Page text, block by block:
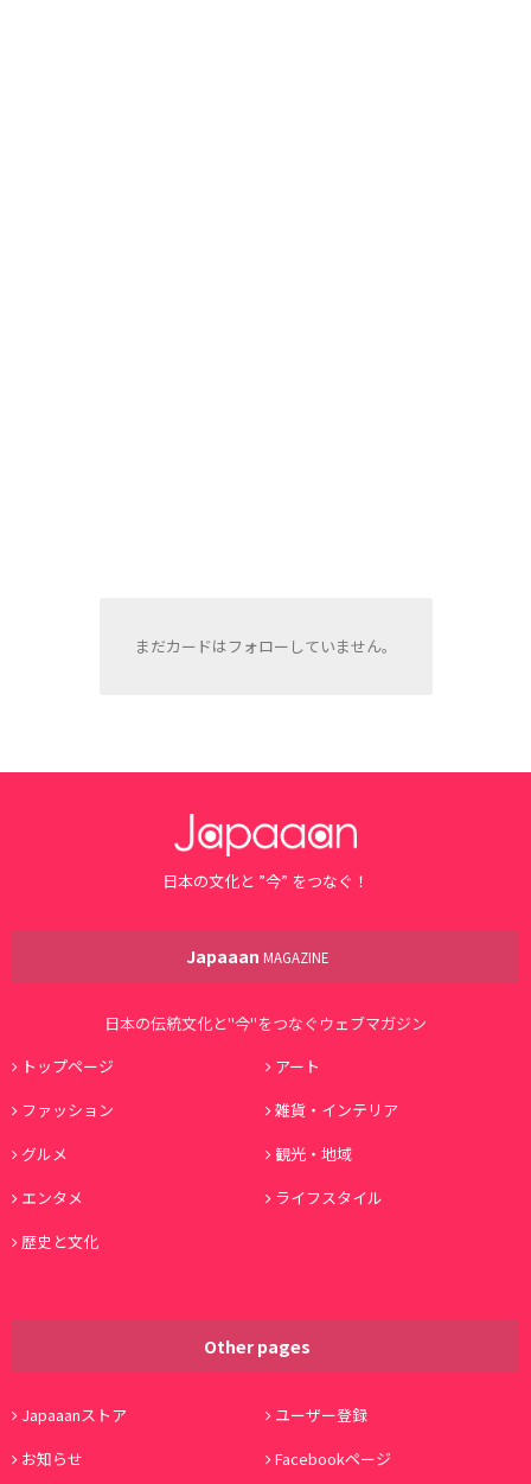
まだカードはフォローしていません。
日本の文化と ”今” をつなぐ！
Japaaan MAGAZINE
日本の伝統文化と"今"をつなぐウェブマガジン
トップページ
アート
ファッション
雑貨・インテリア
グルメ
観光・地域
エンタメ
ライフスタイル
歴史と文化
Other pages
Japaaanストア
ユーザー登録
お知らせ
Facebookページ